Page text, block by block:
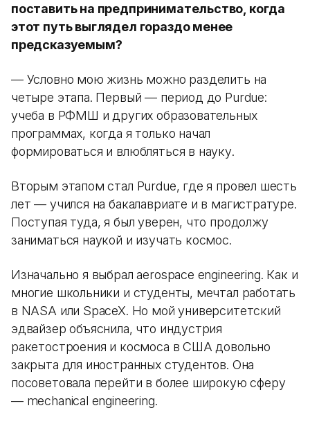
поставить на предпринимательство, когда
этот путь выглядел гораздо менее
предсказуемым?
— Условно мою жизнь можно разделить на
четыре этапа. Первый — период до Purdue:
учеба в РФМШ и других образовательных
программах, когда я только начал
формироваться и влюбляться в науку.
Вторым этапом стал Purdue, где я провел шесть
лет — учился на бакалавриате и в магистратуре.
Поступая туда, я был уверен, что продолжу
заниматься наукой и изучать космос.
Изначально я выбрал aerospace engineering. Как и
многие школьники и студенты, мечтал работать
в NASA или SpaceX. Но мой университетский
эдвайзер объяснила, что индустрия
ракетостроения и космоса в США довольно
закрыта для иностранных студентов. Она
посоветовала перейти в более широкую сферу
— mechanical engineering.